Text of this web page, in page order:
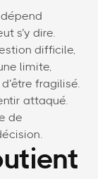
s’y dire.
difficile,
limite,
fragilisé.
attaqué.
de